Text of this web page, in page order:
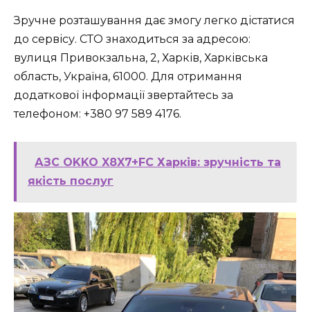
Зручне розташування дає змогу легко дістатися
до сервісу. СТО знаходиться за адресою:
вулиця Привокзальна, 2, Харків, Харківська
область, Україна, 61000. Для отримання
додаткової інформації звертайтесь за
телефоном: +380 97 589 4176.
АЗС OKKO X8X7+FC Харків: зручність та
якість послуг